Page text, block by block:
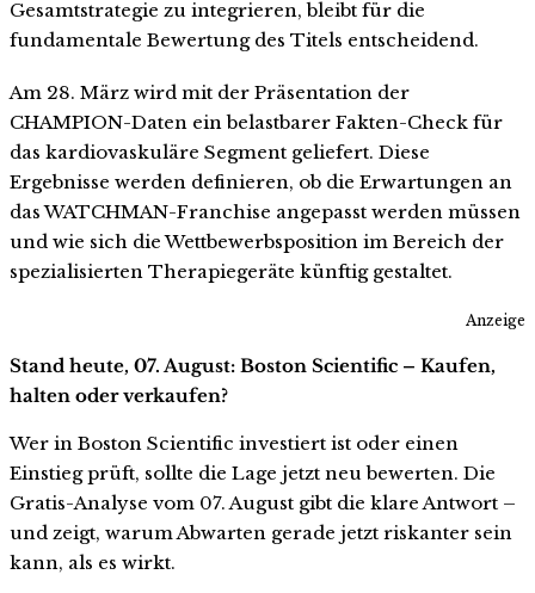
Gesamtstrategie zu integrieren, bleibt für die
fundamentale Bewertung des Titels entscheidend.
Am 28. März wird mit der Präsentation der
CHAMPION-Daten ein belastbarer Fakten-Check für
das kardiovaskuläre Segment geliefert. Diese
Ergebnisse werden definieren, ob die Erwartungen an
das WATCHMAN-Franchise angepasst werden müssen
und wie sich die Wettbewerbsposition im Bereich der
spezialisierten Therapiegeräte künftig gestaltet.
Anzeige
Stand heute, 07. August: Boston Scientific – Kaufen,
halten oder verkaufen?
Wer in Boston Scientific investiert ist oder einen
Einstieg prüft, sollte die Lage jetzt neu bewerten. Die
Gratis-Analyse vom 07. August gibt die klare Antwort –
und zeigt, warum Abwarten gerade jetzt riskanter sein
kann, als es wirkt.